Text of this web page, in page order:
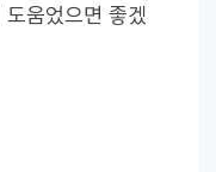
움었으면 좋겠